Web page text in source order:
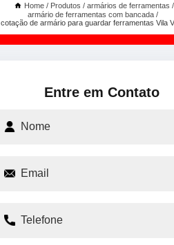
Home Produtos
armários de ferramentas
armário de ferramentas com bancada
cotação de armário para guardar ferramentas Vila
Entre em Contato